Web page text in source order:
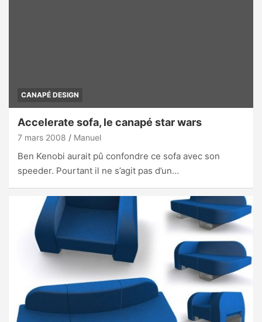
CANAPÉ DESIGN
Accelerate sofa, le canapé star wars
7 mars 2008 Manuel
Ben Kenobi aurait pû confondre ce sofa avec son
speeder. Pourtant il ne s’agit pas d’un…